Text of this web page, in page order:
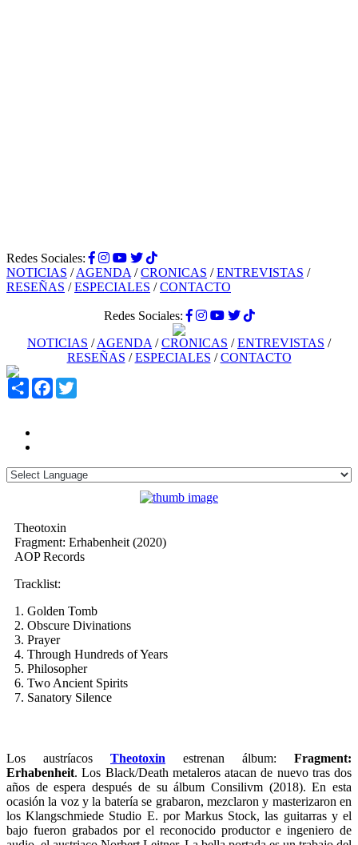
Redes Sociales:
NOTICIAS /AGENDA /CRONICAS /ENTREVISTAS /
RESEÑAS /ESPECIALES /CONTACTO
Redes Sociales:
NOTICIAS /AGENDA /CRONICAS /ENTREVISTAS /
RESEÑAS /ESPECIALES /CONTACTO
ShareFacebook
Theotoxin
Fragment: Erhabenheit (2020)
AOP Records
Tracklist:
1. Golden Tomb
2. Obscure Divinations
3. Prayer
4. Through Hundreds of Years
5. Philosopher
6. Two Ancient Spirits
7. Sanatory Silence
Los austríacos Theotoxin estrenan álbum: Fragment:
Erhabenheit. Los Black/Death metaleros atacan de nuevo tras dos
años de espera después de su álbum Consilivm (2018). En esta
ocasión la voz y la batería se grabaron, mezclaron y masterizaron en
los Klangschmiede Studio E. por Markus Stock, las guitarras y el
bajo fueron grabados por el reconocido productor e ingeniero de